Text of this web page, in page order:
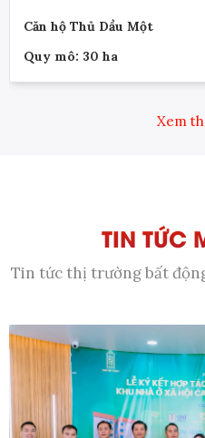
Căn hộ Thủ Dầu Một
Quy mô: 30 ha
Xem
TIN TỨC
Tin tức thị trường bất